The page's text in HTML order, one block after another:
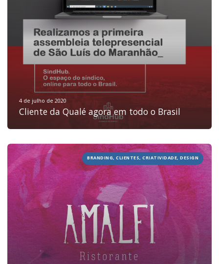
4 de julho de 2020
Cliente da Qualé agora em todo o Brasil
BRANDING, CLIENTES, CRIATIVIDADE, DESIGN